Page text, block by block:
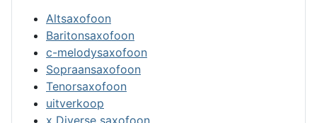
Altsaxofoon
Baritonsaxofoon
c-melodysaxofoon
Sopraansaxofoon
Tenorsaxofoon
uitverkoop